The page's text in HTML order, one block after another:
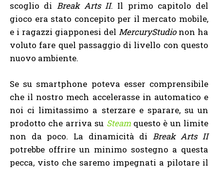
scoglio di Break Arts II. Il primo capitolo del
gioco era stato concepito per il mercato mobile,
e i ragazzi giapponesi del MercuryStudionon ha
voluto fare quel passaggio di livello con questo
nuovo ambiente.
Se su smartphone poteva esser comprensibile
che il nostro mech accelerasse in automatico e
noi ci limitassimo a sterzare e sparare, su un
prodotto che arriva su Steamquesto è un limite
non da poco. La dinamicità di Break Arts II
potrebbe offrire un minimo sostegno a questa
pecca, visto che saremo impegnati a pilotare il